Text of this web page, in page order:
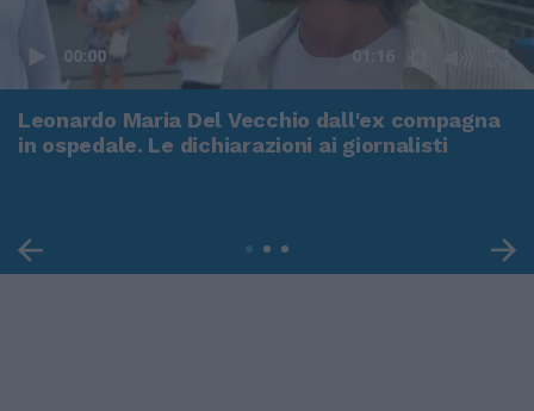
00:00 01:16
Leonardo Maria Del Vecchio dall'ex compagna
in ospedale. Le dichiarazioni ai giornalisti